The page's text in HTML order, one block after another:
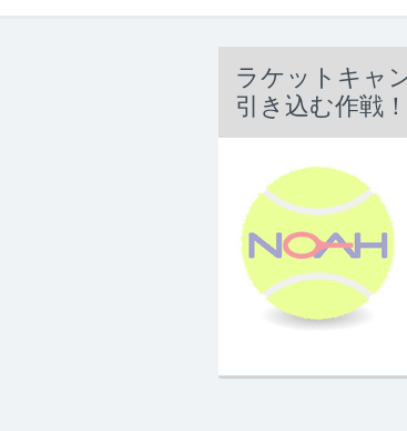
ラケットキャ
引き込む作戦！